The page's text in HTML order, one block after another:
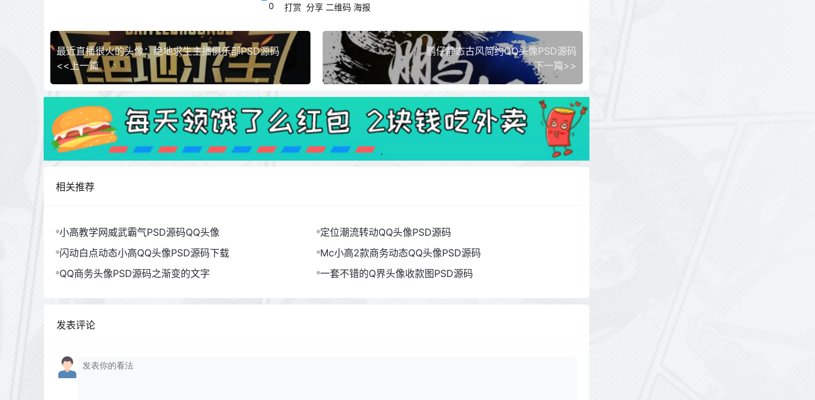
0 打赏 分享 二维码 海报
最近直播很火的头像：绝地求生主播俱乐部PSD源码
<<上一篇
鹏仔静态古风简约QQ头像PSD源码
下一篇>>
相关推荐
小高教学网威武霸气PSD源码QQ头像
定位潮流转动QQ头像PSD源码
闪动白点动态小高QQ头像PSD源码下载
Mc小高2款商务动态QQ头像PSD源码
QQ商务头像PSD源码之渐变的文字
一套不错的Q界头像收款图PSD源码
发表评论